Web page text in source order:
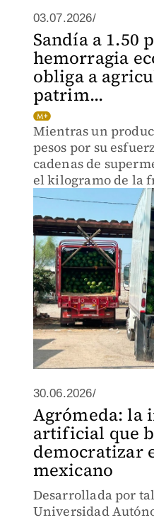
03.07.2026/
Sandía a 1.50
hemorragia
obliga a
patrim...
Mientras un
pesos por su
cadenas de
el kilogramo de la
10 y los 25 pesos.
30.06.2026/
Agrómeda: la
artificial que
democratizar
mexicano
Desarrollada por
Universidad